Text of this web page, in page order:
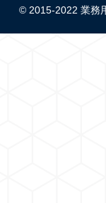
© 2015-2022 業務